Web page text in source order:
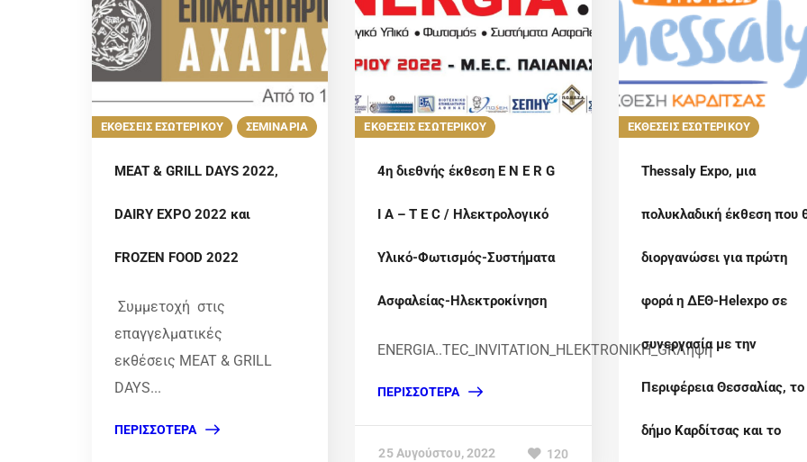
ΕΚΘΕΣΕΙΣ ΕΣΩΤΕΡΙΚΟΥ ΣΕΜΙΝΑΡΙΑ
MEAT & GRILL DAYS 2022,
DAIRY EXPO 2022 και
FROZEN FOOD 2022
Συμμετοχή στις
επαγγελματικές
εκθέσεις MEAT & GRILL
DAYS...
ΠΕΡΙΣΣΌΤΕΡΑ
ΕΚΘΕΣΕΙΣ ΕΣΩΤΕΡΙΚΟΥ
4η διεθνής έκθεση E N E R G
I A – T E C / Ηλεκτρολογικό
Υλικό-Φωτισμός-Συστήματα
Ασφαλείας-Ηλεκτροκίνηση
ENERGIA..TEC_INVITATION_HLEKTRONIKH_GRΛήψη
ΠΕΡΙΣΣΌΤΕΡΑ
25 Αυγούστου, 2022 120
ΕΚΘΕΣΕΙΣ ΕΣΩΤΕΡΙΚΟΥ
Thessaly Expo, μια
πολυκλαδική έκθεση που
διοργανώσει για πρώτη
φορά η ΔΕΘ-Helexpo σε
συνεργασία με την
Περιφέρεια Θεσσαλίας, το
δήμο Καρδίτσας και το